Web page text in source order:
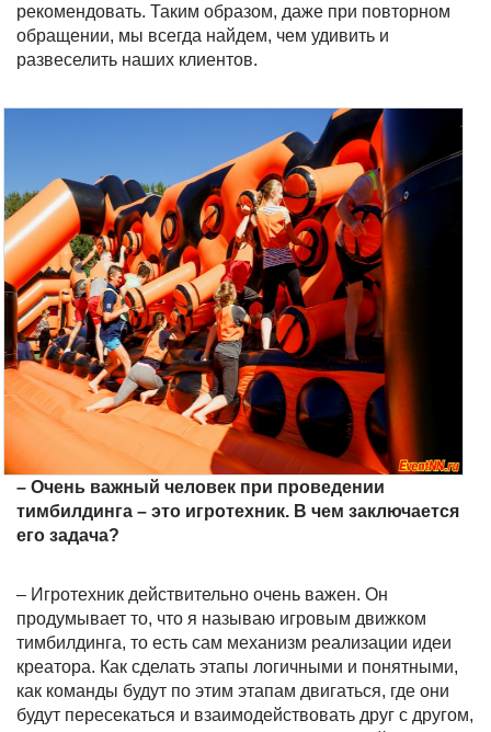
рекомендовать. Таким образом, даже при повторном
обращении, мы всегда найдем, чем удивить и
развеселить наших клиентов.
– Очень важный человек при проведении
тимбилдинга – это игротехник. В чем заключается
его задача?
– Игротехник действительно очень важен. Он
продумывает то, что я называю игровым движком
тимбилдинга, то есть сам механизм реализации идеи
креатора. Как сделать этапы логичными и понятными,
как команды будут по этим этапам двигаться, где они
будут пересекаться и взаимодействовать друг с другом,